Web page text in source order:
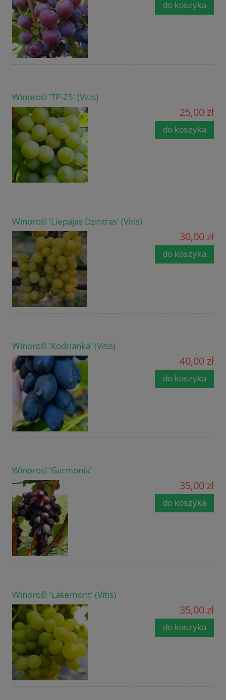
do koszyka
Winorośl 'TP-25' (Vitis)
25,00 zł
do koszyka
Winorośl 'Liepajas Dzintras' (Vitis)
30,00 zł
do koszyka
Winorośl 'Kodrianka' (Vitis)
40,00 zł
do koszyka
Winorośl 'Garmonia'
35,00 zł
do koszyka
Winorośl 'Lakemont' (Vitis)
35,00 zł
do koszyka